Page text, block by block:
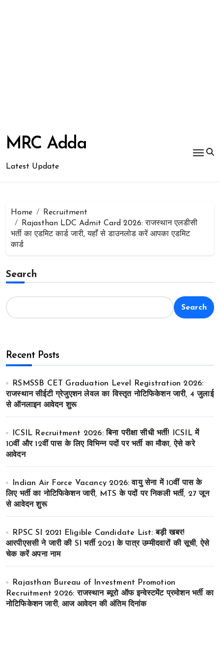
content
MRC Adda
Latest Update
Home
Recruitment
Rajasthan LDC Admit Card 2026: राजस्थान एलडीसी
भर्ती का एडमिट कार्ड जारी, यहाँ से डाउनलोड करें आपका एडमिट
कार्ड
Search
Search
Recent Posts
RSMSSB CET Graduation Level Registration 2026:
राजस्थान सीईटी ग्रेजुएशन लेवल का विस्तृत नोटिफिकेशन जारी, 4 जुलाई
से ऑनलाइन आवेदन शुरू
ICSIL Recruitment 2026: बिना परीक्षा सीधी भर्ती! ICSIL में
10वीं और 12वीं पास के लिए विभिन्न पदों पर भर्ती का मौका, ऐसे करे
आवेदन
Indian Air Force Vacancy 2026: वायु सेना में 10वीं पास के
लिए भर्ती का नोटिफिकेशन जारी, MTS के पदों पर निकली भर्ती, 27 जून
से आवेदन शुरू
RPSC SI 2021 Eligible Candidate List: बड़ी खबर!
आरपीएससी ने जारी की SI भर्ती 2021 के पात्र उम्मीदवारों की सूची, ऐसे
चेक करें अपना नाम
Rajasthan Bureau of Investment Promotion
Recruitment 2026: राजस्थान ब्यूरो ऑफ इन्वेस्टमेंट प्रमोशन भर्ती का
नोटिफिकेशन जारी, आज आवेदन की अंतिम दिनांक